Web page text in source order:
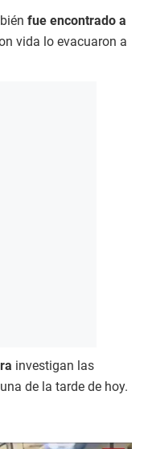
fue encontrado a
vida lo evacuaron a
investigan las
de la tarde de hoy.